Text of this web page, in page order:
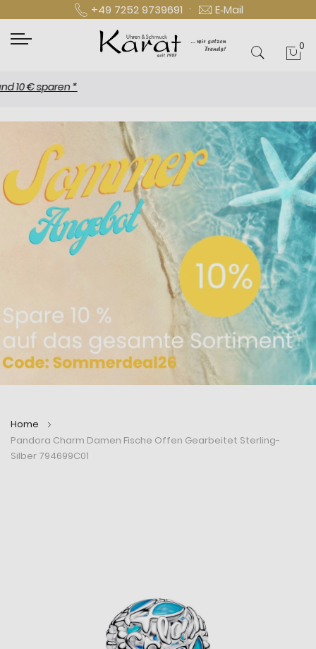
+49 7252 9739691 · E‑Mail
0
sparen *
Home
Pandora Charm Damen Fische Offen Gearbeitet Sterling-
Silber 794699C01